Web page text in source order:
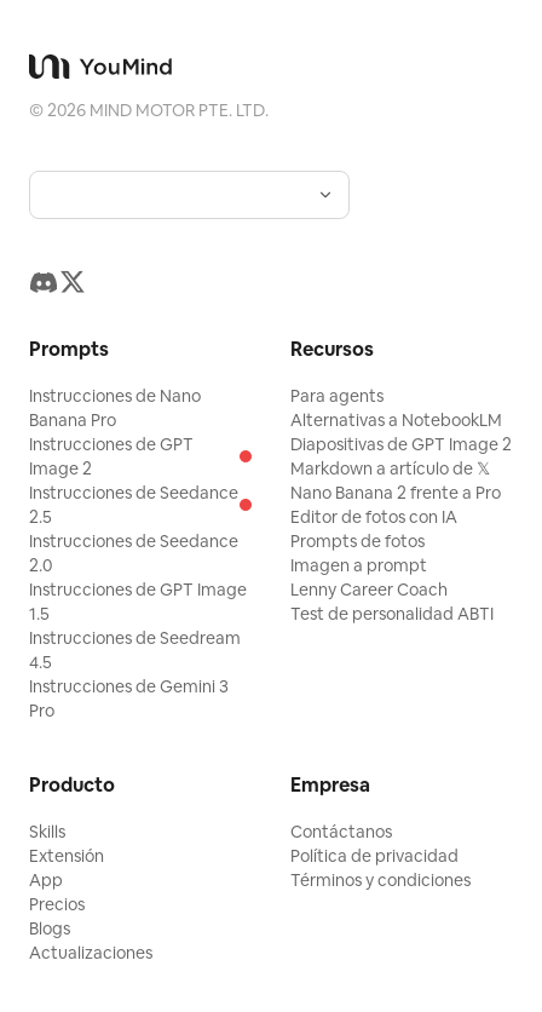
©2026 MIND MOTOR PTE. LTD.
Prompts
Instrucciones de Nano
Banana Pro
Instrucciones de GPT
Image 2
Instrucciones de Seedance
2.5
Instrucciones de Seedance
2.0
Instrucciones de GPT Image
1.5
Instrucciones de Seedream
4.5
Instrucciones de Gemini 3
Pro
Recursos
Para agents
Alternativas a NotebookLM
Diapositivas de GPT Image 2
Markdown a artículo de 𝕏
Nano Banana 2 frente a Pro
Editor de fotos con IA
Prompts de fotos
Imagen a prompt
Lenny Career Coach
Test de personalidad ABTI
Producto
Skills
Extensión
App
Precios
Blogs
Actualizaciones
Empresa
Contáctanos
Política de privacidad
Términos y condiciones